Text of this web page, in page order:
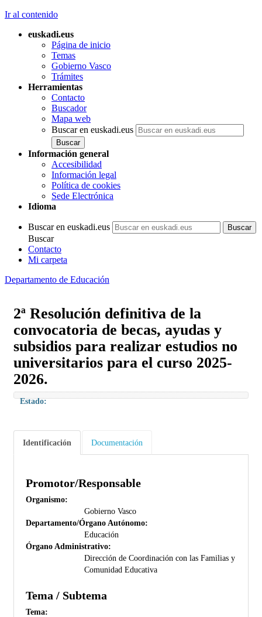
Ir al contenido
euskadi.eus
Página de inicio
Temas
Gobierno Vasco
Trámites
Herramientas
Contacto
Buscador
Mapa web
Buscar en euskadi.eus
Información general
Accesibilidad
Información legal
Política de cookies
Sede Electrónica
Idioma
Buscar en euskadi.eus
Buscar
Contacto
Mi carpeta
Departamento de Educación
2ª Resolución definitiva de la
convocatoria de becas, ayudas y
subsidios para realizar estudios no
universitarios para el curso 2025-
2026.
Estado:
Identificación Documentación
Promotor/Responsable
Organismo:
Gobierno Vasco
Departamento/Órgano Autónomo:
Educación
Órgano Administrativo:
Dirección de Coordinación con las Familias y
Comunidad Educativa
Tema / Subtema
Tema: